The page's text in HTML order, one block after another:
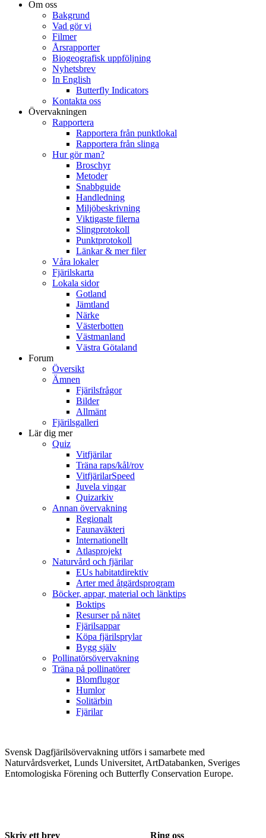
Om oss
Bakgrund
Vad gör vi
Filmer
Årsrapporter
Biogeografisk uppföljning
Nyhetsbrev
In English
Butterfly Indicators
Kontakta oss
Övervakningen
Rapportera
Rapportera från punktlokal
Rapportera från slinga
Hur gör man?
Broschyr
Metoder
Snabbguide
Handledning
Miljöbeskrivning
Viktigaste filerna
Slingprotokoll
Punktprotokoll
Länkar & mer filer
Våra lokaler
Fjärilskarta
Lokala sidor
Gotland
Jämtland
Närke
Västerbotten
Västmanland
Västra Götaland
Forum
Översikt
Ämnen
Fjärilsfrågor
Bilder
Allmänt
Fjärilsgalleri
Lär dig mer
Quiz
Vitfjärilar
Träna raps/kål/rov
VitfjärilarSpeed
Juvela vingar
Quizarkiv
Annan övervakning
Regionalt
Faunaväkteri
Internationellt
Atlasprojekt
Naturvård och fjärilar
EUs habitatdirektiv
Arter med åtgärdsprogram
Böcker, appar, material och länktips
Boktips
Resurser på nätet
Fjärilsappar
Köpa fjärilsprylar
Bygg själv
Pollinatörsövervakning
Träna på pollinatörer
Blomflugor
Humlor
Solitärbin
Fjärilar
Svensk Dagfjärilsövervakning utförs i samarbete med
Naturvårdsverket, Lunds Universitet, ArtDatabanken, Sveriges
Entomologiska Förening och Butterfly Conservation Europe.
Skriv ett brev Ring oss